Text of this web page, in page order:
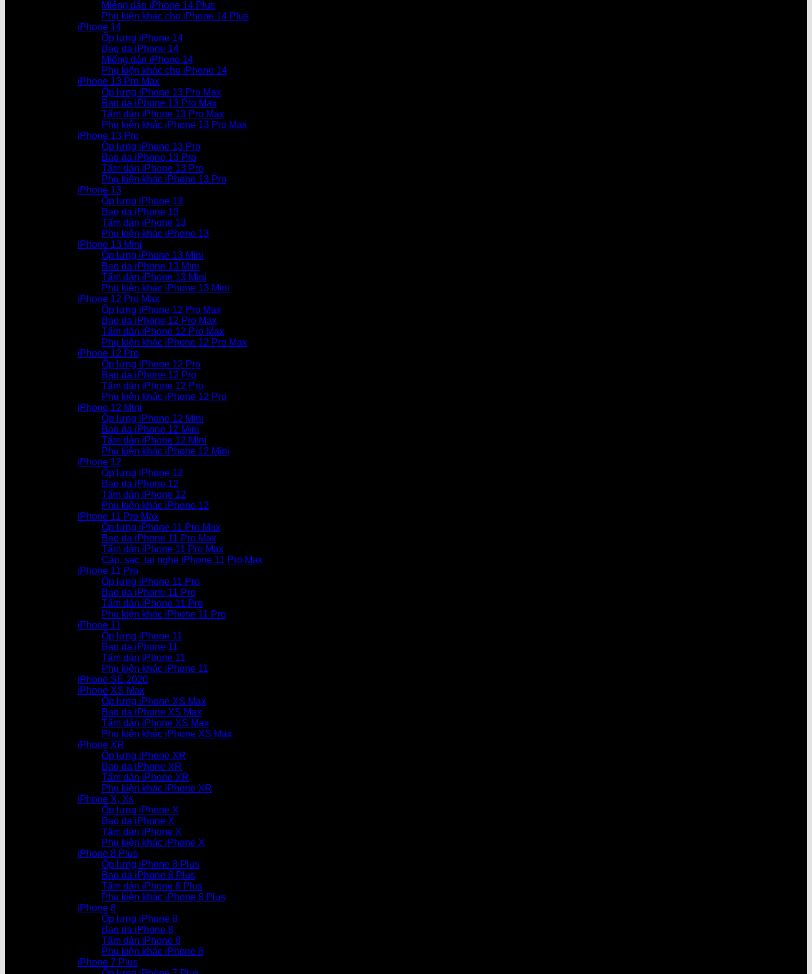
Miếng dán iPhone 14 Plus
Phụ kiện khác cho iPhone 14 Plus
iPhone 14
Ốp lưng iPhone 14
Bao da iPhone 14
Miếng dán iPhone 14
Phụ kiện khác cho iPhone 14
iPhone 13 Pro Max
Ốp lưng iPhone 13 Pro Max
Bao da iPhone 13 Pro Max
Tấm dán iPhone 13 Pro Max
Phụ kiện khác iPhone 13 Pro Max
iPhone 13 Pro
Ốp lưng iPhone 13 Pro
Bao da iPhone 13 Pro
Tấm dán iPhone 13 Pro
Phụ kiện khác iPhone 13 Pro
iPhone 13
Ốp lưng iPhone 13
Bao da iPhone 13
Tấm dán iPhone 13
Phụ kiện khác iPhone 13
iPhone 13 Mini
Ốp lưng iPhone 13 Mini
Bao da iPhone 13 Mini
Tấm dán iPhone 13 Mini
Phụ kiện khác iPhone 13 Mini
iPhone 12 Pro Max
Ốp lưng iPhone 12 Pro Max
Bao da iPhone 12 Pro Max
Tấm dán iPhone 12 Pro Max
Phụ kiện khác iPhone 12 Pro Max
iPhone 12 Pro
Ốp lưng iPhone 12 Pro
Bao da iPhone 12 Pro
Tấm dán iPhone 12 Pro
Phụ kiện khác iPhone 12 Pro
iPhone 12 Mini
Ốp lưng iPhone 12 Mini
Bao da iPhone 12 Mini
Tấm dán iPhone 12 Mini
Phụ kiện khác iPhone 12 Mini
iPhone 12
Ốp lưng iPhone 12
Bao da iPhone 12
Tấm dán iPhone 12
Phụ kiện khác iPhone 12
iPhone 11 Pro Max
Ốp lưng iPhone 11 Pro Max
Bao da iPhone 11 Pro Max
Tấm dán iPhone 11 Pro Max
Cáp, sạc, tai nghe iPhone 11 Pro Max
iPhone 11 Pro
Ốp lưng iPhone 11 Pro
Bao da iPhone 11 Pro
Tấm dán iPhone 11 Pro
Phụ kiện khác iPhone 11 Pro
iPhone 11
Ốp lưng iPhone 11
Bao da iPhone 11
Tấm dán iPhone 11
Phụ kiện khác iPhone 11
iPhone SE 2020
iPhone XS Max
Ốp lưng iPhone XS Max
Bao da iPhone XS Max
Tấm dán iPhone XS Max
Phụ kiện khác iPhone XS Max
iPhone XR
Ốp lưng iPhone XR
Bao da iPhone XR
Tấm dán iPhone XR
Phụ kiện khác iPhone XR
iPhone X, Xs
Ốp lưng iPhone X
Bao da iPhone X
Tấm dán iPhone X
Phụ kiện khác iPhone X
iPhone 8 Plus
Ốp lưng iPhone 8 Plus
Bao da iPhone 8 Plus
Tấm dán iPhone 8 Plus
Phụ kiện khác iPhone 8 Plus
iPhone 8
Ốp lưng iPhone 8
Bao da iPhone 8
Tấm dán iPhone 8
Phụ kiện khác iPhone 8
iPhone 7 Plus